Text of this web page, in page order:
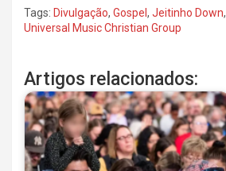
Tags: Divulgação, Gospel , Jeitinho Down,
Universal Music Christian Group
Artigos relacionados: